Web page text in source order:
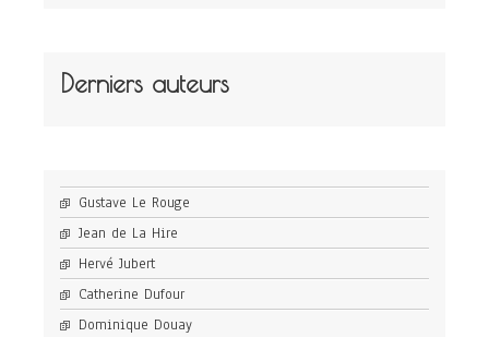
Derniers auteurs
Gustave Le Rouge
Jean de La Hire
Hervé Jubert
Catherine Dufour
Dominique Douay